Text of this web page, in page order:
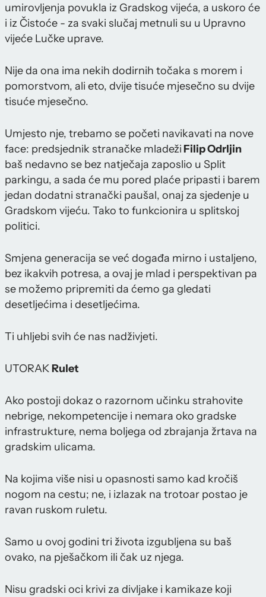
umirovljenja povukla iz Gradskog vijeća, a uskoro će
i iz Čistoće - za svaki slučaj metnuli su u Upravno
vijeće Lučke uprave.
Nije da ona ima nekih dodirnih točaka s morem i
pomorstvom, ali eto, dvije tisuće mjesečno su dvije
tisuće mjesečno.
Umjesto nje, trebamo se početi navikavati na nove
face: predsjednik stranačke mladeži Filip Odrljin
baš nedavno se bez natječaja zaposlio u Split
parkingu, a sada će mu pored plaće pripasti i barem
jedan dodatni stranački paušal, onaj za sjedenje u
Gradskom vijeću. Tako to funkcionira u splitskoj
politici.
Smjena generacija se već događa mirno i ustaljeno,
bez ikakvih potresa, a ovaj je mlad i perspektivan pa
se možemo pripremiti da ćemo ga gledati
desetljećima i desetljećima.
Ti uhljebi svih će nas nadživjeti.
UTORAKRulet
Ako postoji dokaz o razornom učinku strahovite
nebrige, nekompetencije i nemara oko gradske
infrastrukture, nema boljega od zbrajanja žrtava na
gradskim ulicama.
Na kojima više nisi u opasnosti samo kad kročiš
nogom na cestu; ne, i izlazak na trotoar postao je
ravan ruskom ruletu.
Samo u ovoj godini tri života izgubljena su baš
ovako, na pješačkom ili čak uz njega.
Nisu gradski oci krivi za divljake i kamikaze koji